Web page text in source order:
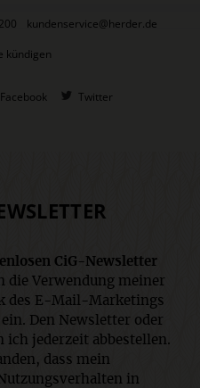
kundenservice@herder.de
kündigen
Facebook Twitter
CiG-Newsletter
Verwendung meiner
des E-Mail-Marketings
Den Newsletter oder
jederzeit abbestellen.
dass mein
in